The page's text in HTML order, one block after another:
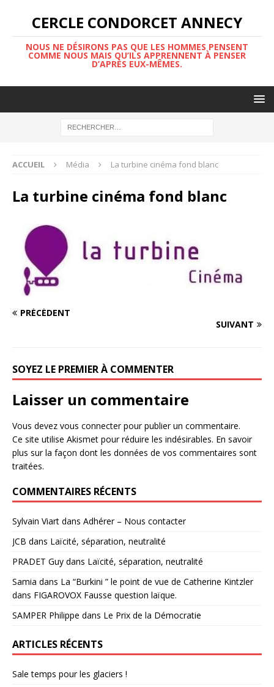
CERCLE CONDORCET ANNECY
NOUS NE DÉSIRONS PAS QUE LES HOMMES PENSENT
COMME NOUS MAIS QU’ILS APPRENNENT À PENSER
D’APRÈS EUX-MÊMES.
ACCUEIL Média La turbine cinéma fond blanc
La turbine cinéma fond blanc
PRÉCÉDENT
SUIVANT
SOYEZ LE PREMIER À COMMENTER
Laisser un commentaire
Vous devez vous connecterpour publier un commentaire.
Ce site utilise Akismet pour réduire les indésirables. En savoir
plus sur la façon dont les données de vos commentaires sont
traitées.
COMMENTAIRES RÉCENTS
Sylvain Viart dans Adhérer – Nous contacter
JCB dans Laïcité, séparation, neutralité
PRADET Guy dans Laïcité, séparation, neutralité
Samia dans La “Burkini ” le point de vue de Catherine Kintzler
dans FIGAROVOX Fausse question laïque.
SAMPER Philippe dans Le Prix de la Démocratie
ARTICLES RÉCENTS
Sale temps pour les glaciers !